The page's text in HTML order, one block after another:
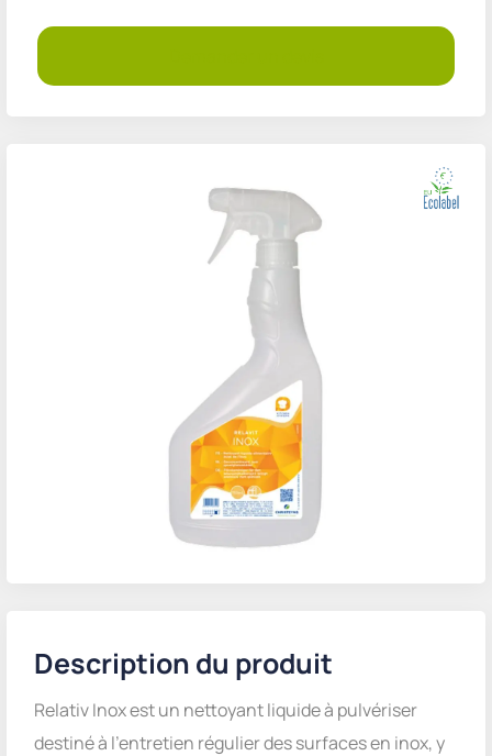
Description du produit
Relativ Inox est un nettoyant liquide à pulvériser
destiné à l’entretien régulier des surfaces en inox, y